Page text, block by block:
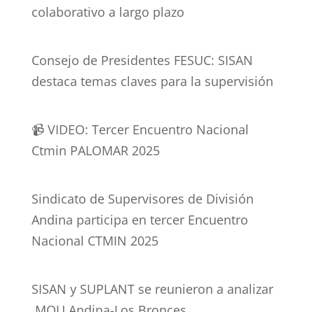
colaborativo a largo plazo
Consejo de Presidentes FESUC: SISAN
destaca temas claves para la supervisión
📹 VIDEO: Tercer Encuentro Nacional
Ctmin PALOMAR 2025
Sindicato de Supervisores de División
Andina participa en tercer Encuentro
Nacional CTMIN 2025
SISAN y SUPLANT se reunieron a analizar